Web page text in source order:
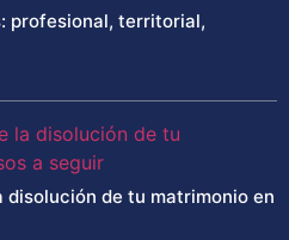
profesional, territorial,
de tu matrimonio en